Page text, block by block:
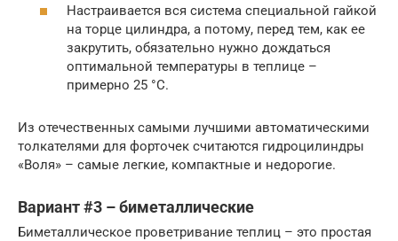
Настраивается вся система специальной гайкой
на торце цилиндра, а потому, перед тем, как ее
закрутить, обязательно нужно дождаться
оптимальной температуры в теплице –
примерно 25 °С.
Из отечественных самыми лучшими автоматическими
толкателями для форточек считаются гидроцилиндры
«Воля» – самые легкие, компактные и недорогие.
Вариант #3 – биметаллические
Биметаллическое проветривание теплиц – это простая